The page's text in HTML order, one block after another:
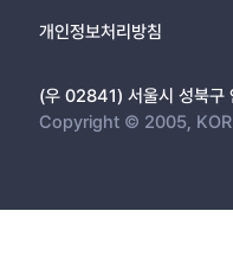
개인정보처리방침
(우 02841) 서울시 성북구
Copyright © 2005,